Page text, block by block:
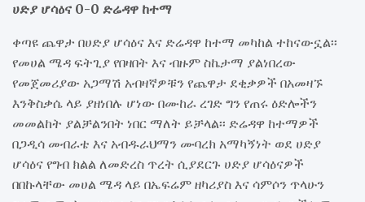
ሀድያ ሆሳዕና 0-0 ድሬዳዋ ከተማ
ቀጣዩ ጨዋታ በሀድያ ሆሳዕና እና ድሬዳዋ ከተማ መካከል ተከናውኗል፡፡
የመሀል ሜዳ ፍትጊያ የበዛበት እና ብዙም ስኬታማ ያልነበረው
የመጀመሪያው አጋማሽ አብዛኛዎቹን የጨዋታ ደቂቃዎች በአመዛኙ
እንቅስቃሴ ላይ ያዘነበሉ ሆነው በሙከራ ረገድ ግን የጠሩ ዕድሎችን
መመልከት ያልቻልንበት ነበር ማለት ይቻላል፡፡ ድሬዳዋ ከተማዎች
በጋዲሳ መብራቴ እና አብዱራህማን ሙባረክ አማካኝነት ወደ ሀድያ
ሆሳዕና የግብ ክልል ለመድረስ ጥረት ሲያደርጉ ሀድያ ሆሳዕናዎች
በበኩላቸው መሀል ሜዳ ላይ በኤፍሬም ዘካሪያስ እና ሳምሶን ጥላሁን